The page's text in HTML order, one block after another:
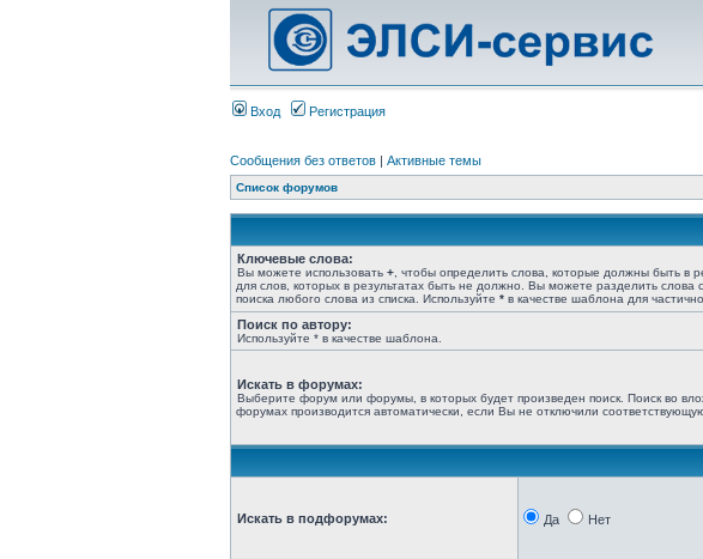
Вход Регистрация
Сообщения без ответов | Активные темы
Список форумов
Ключевые слова:
Вы можете использовать + , чтобы определить слова, которые должны быть в
для слов, которых в результатах быть не должно. Вы можете разделить слова
поиска любого слова из списка. Используйте * в качестве шаблона для
Поиск по автору:
Используйте * в качестве шаблона.
Искать в форумах:
Выберите форум или форумы, в которых будет произведен поиск. Поиск во
форумах производится автоматически, если Вы не отключили
Искать в подфорумах: Да Нет